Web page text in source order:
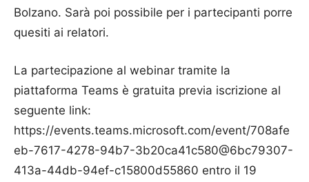
Bolzano. Sarà poi possibile per i partecipanti porre
quesiti ai relatori.
La partecipazione al webinar tramite la
piattaforma Teams è gratuita previa iscrizione al
seguente link:
https://events.teams.microsoft.com/event/708afe
eb-7617-4278-94b7-3b20ca41c580@6bc79307-
413a-44db-94ef-c15800d55860 entro il 19